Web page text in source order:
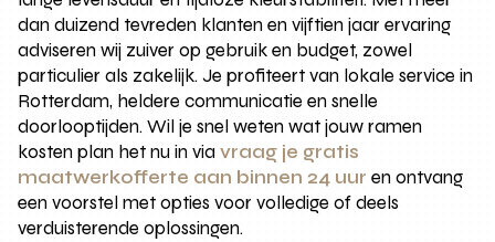
dan duizend tevreden klanten en vijftien jaar ervaring
adviseren wij zuiver op gebruik en budget, zowel
particulier als zakelijk. Je profiteert van lokale service in
Rotterdam, heldere communicatie en snelle
doorlooptijden. Wil je snel weten wat jouw ramen
kosten plan het nu in viavraag je gratis
maatwerkofferte aan binnen 24 uur en ontvang
een voorstel met opties voor volledige of deels
verduisterende oplossingen.